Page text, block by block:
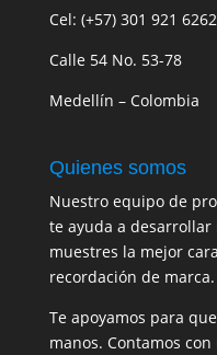
Cel: (+57) 301 921 6262
Calle 54 No. 53-78
Medellín – Colombia
Quienes somos
Nuestro equipo de
te ayuda a
muestres la mejor
recordación de marca.
Te apoyamos para
manos. Contamos